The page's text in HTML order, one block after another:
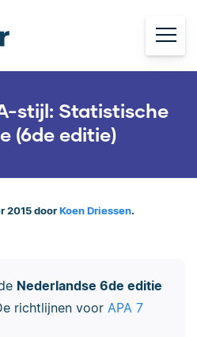
stijl: Statistische
(6de editie)
2015 door Koen Driessen.
Nederlandse 6de editie
richtlijnen voor APA 7